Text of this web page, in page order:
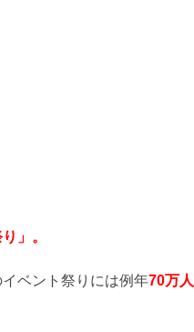
」。
イベント祭りには例年70万人